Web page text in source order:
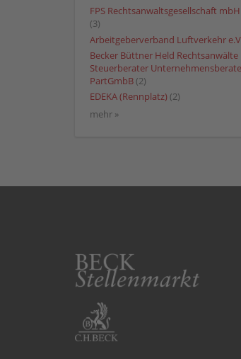
FPS Rechtsanwaltsgesellschaft mbH
(3)
Arbeitgeberverband Luftverkehr
Becker Büttner Held Rechtsanwälte
Steuerberater
PartGmbB (2)
EDEKA (Rennplatz) (2)
mehr »